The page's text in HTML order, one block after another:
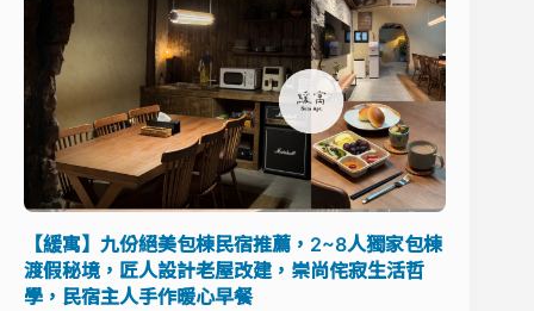
【緩寓】九份絕美包棟民宿推薦，2~8人獨家包棟
渡假秘境，匠人設計老屋改建，崇尚侘寂生活哲
學，民宿主人手作暖心早餐